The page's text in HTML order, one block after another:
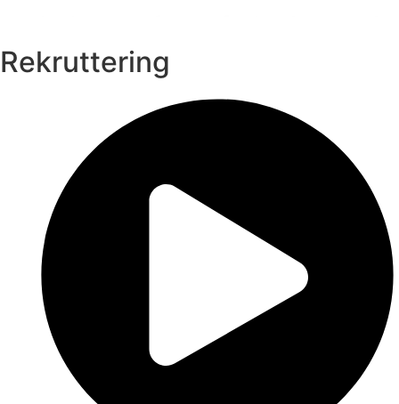
Rekruttering